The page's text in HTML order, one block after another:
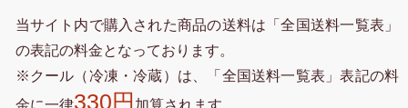
当サイト内で購入された商品の送料は「全国送料一覧表」
の表記の料金となっております。
※クール（冷凍・冷蔵）は、「全国送料一覧表」表記の料
金に一律330円 加算されます。